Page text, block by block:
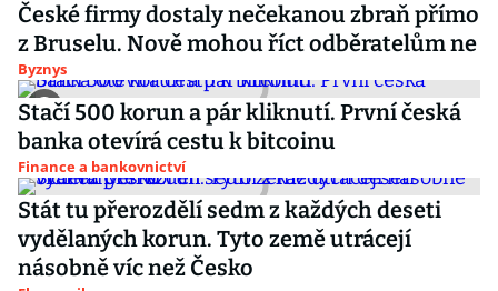
České firmy dostaly nečekanou zbraň přímo
z Bruselu. Nově mohou říct odběratelům ne
Byznys
Stačí 500 korun a pár kliknutí. První česká
banka otevírá cestu k bitcoinu
Finance a bankovnictví
Stát tu přerozdělí sedm z každých deseti
vydělaných korun. Tyto země utrácejí
násobně víc než Česko